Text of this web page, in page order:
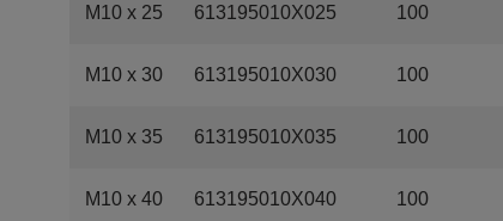
M10 x 25 613195010X025 100
M10 x 30 613195010X030 100
M10 x 35 613195010X035 100
M10 x 40 613195010X040 100